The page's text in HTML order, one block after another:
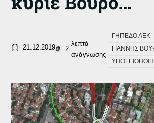
21.12.2019 2
λεπτά
ανάγνωσης
ΓΗΠΕΔΟ ΑΕΚ
ΓΙΑΝΝΗΣ